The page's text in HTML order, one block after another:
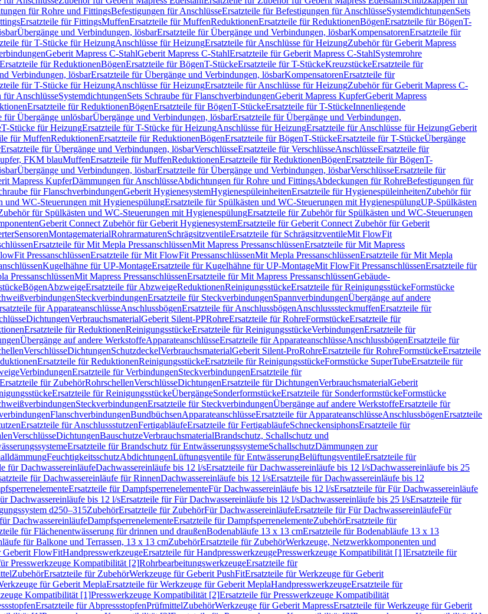
für Rohre und FittingsBefestigungen für AnschlüsseErsatzteile für Befestigungen für AnschlüsseSystemdichtungenSets
Ersatzteile für FittingsMuffenErsatzteile für MuffenReduktionenErsatzteile für ReduktionenBögenErsatzteile für BögenT-
Übergänge und Verbindungen, lösbarErsatzteile für Übergänge und Verbindungen, lösbarKompensatorenErsatzteile für
für T-Stücke für HeizungAnschlüsse für HeizungErsatzteile für Anschlüsse für HeizungZubehör für Geberit Mapress
Geberit Mapress C-StahlGeberit Mapress C-StahlErsatzteile für Geberit Mapress C-StahlSystemrohre
Ersatzteile für ReduktionenBögenErsatzteile für BögenT-StückeErsatzteile für T-StückeKreuzstückeErsatzteile für
Verbindungen, lösbarErsatzteile für Übergänge und Verbindungen, lösbarKompensatorenErsatzteile für
für T-Stücke für HeizungAnschlüsse für HeizungErsatzteile für Anschlüsse für HeizungZubehör für Geberit Mapress C-
für AnschlüsseSystemdichtungenSets Schraube für FlanschverbindungenGeberit Mapress KupferGeberit Mapress
Ersatzteile für ReduktionenBögenErsatzteile für BögenT-StückeErsatzteile für T-StückeInnenliegende
für Übergänge unlösbarÜbergänge und Verbindungen, lösbarErsatzteile für Übergänge und Verbindungen,
T-Stücke für HeizungErsatzteile für T-Stücke für HeizungAnschlüsse für HeizungErsatzteile für Anschlüsse für HeizungGeberit
für MuffenReduktionenErsatzteile für ReduktionenBögenErsatzteile für BögenT-StückeErsatzteile für T-StückeÜbergänge
Ersatzteile für Übergänge und Verbindungen, lösbarVerschlüsseErsatzteile für VerschlüsseAnschlüsseErsatzteile für
FKM blauMuffenErsatzteile für MuffenReduktionenErsatzteile für ReduktionenBögenErsatzteile für BögenT-
Übergänge und Verbindungen, lösbarErsatzteile für Übergänge und Verbindungen, lösbarVerschlüsseErsatzteile für
Mapress KupferDämmungen für AnschlüsseAbdichtungen für Rohre und FittingsAbdeckungen für RohreBefestigungen für
für FlanschverbindungenGeberit HygienesystemHygienespüleinheitenErsatzteile für HygienespüleinheitenZubehör für
und WC-Steuerungen mit HygienespülungErsatzteile für Spülkästen und WC-Steuerungen mit HygienespülungUP-Spülkästen
für Spülkästen und WC-Steuerungen mit HygienespülungErsatzteile für Zubehör für Spülkästen und WC-Steuerungen
Geberit Connect Zubehör für Geberit HygienesystemErsatzteile für Geberit Connect Zubehör für Geberit
SensorenMontagematerialRohrarmaturenSchrägsitzventileErsatzteile für SchrägsitzventileMit FlowFit
Ersatzteile für Mit Mepla PressanschlüssenMit Mapress PressanschlüssenErsatzteile für Mit Mapress
PressanschlüssenErsatzteile für Mit FlowFit PressanschlüssenMit Mepla PressanschlüssenErsatzteile für Mit Mepla
Kugelhähne für UP-MontageErsatzteile für Kugelhähne für UP-MontageMit FlowFit PressanschlüssenErsatzteile für
PressanschlüssenMit Mapress PressanschlüssenErsatzteile für Mit Mapress PressanschlüssenGebäude-
BögenAbzweigeErsatzteile für AbzweigeReduktionenReinigungsstückeErsatzteile für ReinigungsstückeFormstücke
SteckverbindungenErsatzteile für SteckverbindungenSpannverbindungenÜbergänge auf andere
für ApparateanschlüsseAnschlussbögenErsatzteile für AnschlussbögenAnschlusssteckmuffenErsatzteile für
DichtungenVerbrauchsmaterialGeberit Silent-PPRohreErsatzteile für RohreFormstückeErsatzteile für
Ersatzteile für ReduktionenReinigungsstückeErsatzteile für ReinigungsstückeVerbindungenErsatzteile für
Übergänge auf andere WerkstoffeApparateanschlüsseErsatzteile für ApparateanschlüsseAnschlussbögenErsatzteile für
VerschlüsseDichtungenSchutzdeckelVerbrauchsmaterialGeberit Silent-ProRohreErsatzteile für RohreFormstückeErsatzteile
Ersatzteile für ReduktionenReinigungsstückeErsatzteile für ReinigungsstückeFormstücke SuperTubeErsatzteile für
VerbindungenErsatzteile für VerbindungenSteckverbindungenErsatzteile für
Ersatzteile für ZubehörRohrschellenVerschlüsseDichtungenErsatzteile für DichtungenVerbrauchsmaterialGeberit
Ersatzteile für ReinigungsstückeÜbergängeSonderformstückeErsatzteile für SonderformstückeFormstücke
SteckverbindungenErsatzteile für SteckverbindungenÜbergänge auf andere WerkstoffeErsatzteile für
FlanschverbindungenBundbüchsenApparateanschlüsseErsatzteile für ApparateanschlüsseAnschlussbögenErsatzteile
Ersatzteile für AnschlussstutzenFertigabläufeErsatzteile für FertigabläufeSchneckensiphonsErsatzteile für
VerschlüsseDichtungenBauschutzeVerbrauchsmaterialBrandschutz, Schallschutz und
Ersatzteile für Brandschutz für EntwässerungssystemeSchallschutzDämmungen zur
FeuchtigkeitsschutzAbdichtungenLüftungsventile für EntwässerungBelüftungsventileErsatzteile für
für DachwassereinläufeDachwassereinläufe bis 12 l/sErsatzteile für Dachwassereinläufe bis 12 l/sDachwassereinläufe bis 25
für Dachwassereinläufe für RinnenDachwassereinläufe bis 12 l/sErsatzteile für Dachwassereinläufe bis 12
Ersatzteile für DampfsperrenelementeFür Dachwassereinläufe bis 12 l/sErsatzteile für Für Dachwassereinläufe
Dachwassereinläufe bis 12 l/sErsatzteile für Für Dachwassereinläufe bis 12 l/sDachwassereinläufe bis 25 l/sErsatzteile für
d250–315ZubehörErsatzteile für ZubehörFür DachwassereinläufeErsatzteile für Für DachwassereinläufeFür
DachwassereinläufeDampfsperrenelementeErsatzteile für DampfsperrenelementeZubehörErsatzteile für
für Flächenentwässerung für drinnen und draußenBodenabläufe 13 x 13 cmErsatzteile für Bodenabläufe 13 x 13
für Balkone und Terrassen, 13 x 13 cmZubehörErsatzteile für ZubehörWerkzeuge, Netzwerkkomponenten und
Geberit FlowFitHandpresswerkzeugeErsatzteile für HandpresswerkzeugePresswerkzeuge Kompatibilität [1]Ersatzteile für
Presswerkzeuge Kompatibilität [2]RohrbearbeitungswerkzeugeErsatzteile für
ZubehörErsatzteile für ZubehörWerkzeuge für Geberit PushFitErsatzteile für Werkzeuge für Geberit
für Geberit MeplaErsatzteile für Werkzeuge für Geberit MeplaHandpresswerkzeugeErsatzteile für
Kompatibilität [1]Presswerkzeuge Kompatibilität [2]Ersatzteile für Presswerkzeuge Kompatibilität
Ersatzteile für AbpressstopfenPrüfmittelZubehörWerkzeuge für Geberit MapressErsatzteile für Werkzeuge für Geberit